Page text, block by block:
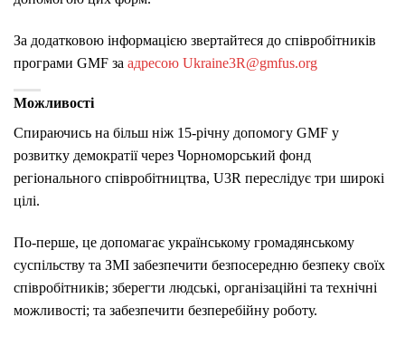
За додатковою інформацією звертайтеся до співробітників
програми GMF за адресою Ukraine3R@gmfus.org
Можливості
Спираючись на більш ніж 15-річну допомогу GMF у
розвитку демократії через Чорноморський фонд
регіонального співробітництва, U3R переслідує три широкі
цілі.
По-перше, це допомагає українському громадянському
суспільству та ЗМІ забезпечити безпосередню безпеку своїх
співробітників; зберегти людські, організаційні та технічні
можливості; та забезпечити безперебійну роботу.